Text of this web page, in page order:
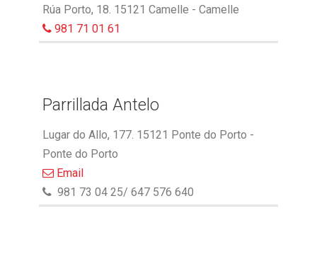
Rúa Porto, 18. 15121 Camelle - Camelle
981 71 01 61
Parrillada Antelo
Lugar do Allo, 177. 15121 Ponte do Porto -
Ponte do Porto
Email
981 73 04 25/ 647 576 640